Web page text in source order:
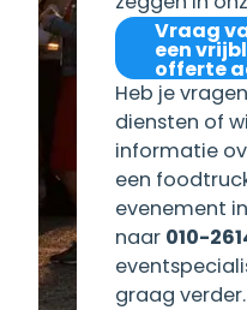
Vraag
een
offerte
Heb je
diensten of
informatie
een
evenement
naar 010-
graag verder.